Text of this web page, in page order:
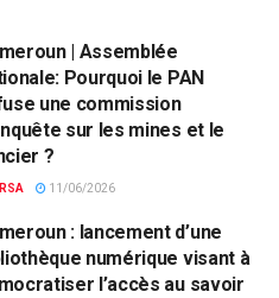
| Assemblée
Pourquoi le PAN
une commission
sur les mines et le
?
RSA 11/06/2026
: lancement d’une
numérique visant à
l’accès au savoir